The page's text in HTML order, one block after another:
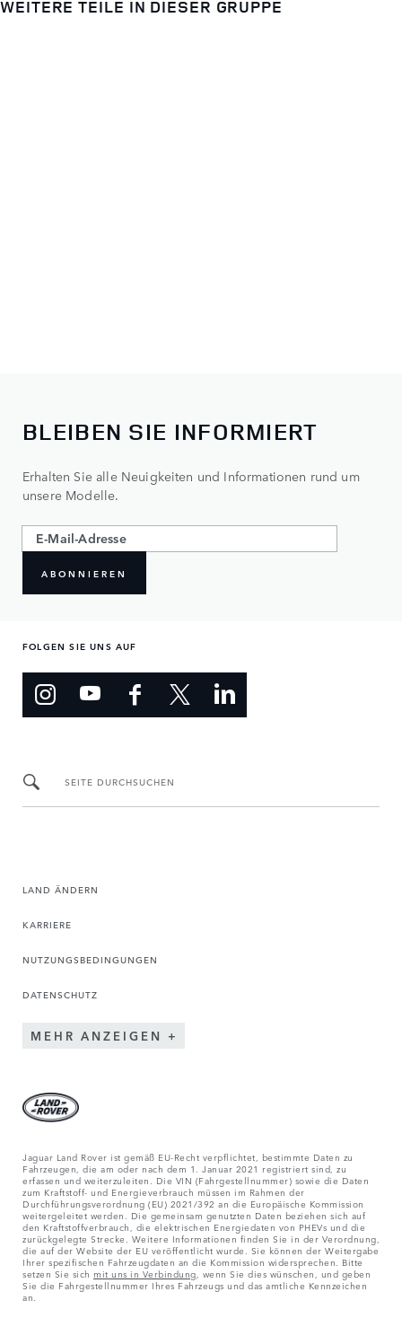
WEITERE TEILE IN DIESER GRUPPE
BLEIBEN SIE INFORMIERT
Erhalten Sie alle Neuigkeiten und Informationen rund um
unsere Modelle.
ABONNIEREN
FOLGEN SIE UNS AUF
SEITE DURCHSUCHEN
LAND ÄNDERN
KARRIERE
NUTZUNGSBEDINGUNGEN
DATENSCHUTZ
MEHR ANZEIGEN
Jaguar Land Rover ist gemäß EU-Recht verpflichtet, bestimmte Daten zu
Fahrzeugen, die am oder nach dem 1. Januar 2021 registriert sind, zu
erfassen und weiterzuleiten. Die VIN (Fahrgestellnummer) sowie die Daten
zum Kraftstoff- und Energieverbrauch müssen im Rahmen der
Durchführungsverordnung (EU) 2021/392 an die Europäische Kommission
weitergeleitet werden. Die gemeinsam genutzten Daten beziehen sich auf
den Kraftstoffverbrauch, die elektrischen Energiedaten von PHEVs und die
zurückgelegte Strecke. Weitere Informationen finden Sie in der Verordnung,
die auf der Website der EU veröffentlicht wurde. Sie können der Weitergabe
Ihrer spezifischen Fahrzeugdaten an die Kommission widersprechen. Bitte
setzen Sie sich mit uns in Verbindung , wenn Sie dies wünschen, und geben
Sie die Fahrgestellnummer Ihres Fahrzeugs und das amtliche Kennzeichen
an.